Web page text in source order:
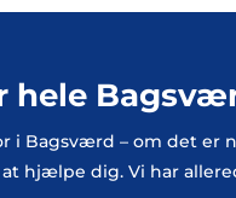
hele
i Bagsværd – om det
hjælpe dig. Vi har